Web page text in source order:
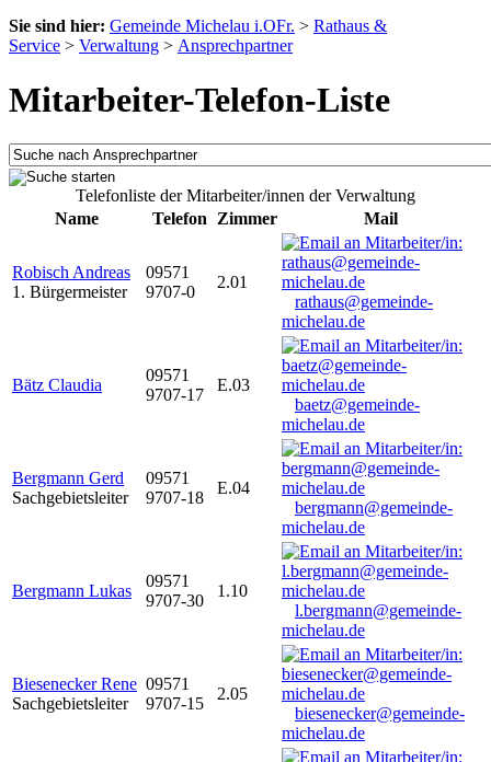
Sie sind hier: Gemeinde Michelau i.OFr. > Rathaus &
Service > Verwaltung > Ansprechpartner
Mitarbeiter-Telefon-Liste
Telefonliste der Mitarbeiter/innen der Verwaltung
Name
Telefon Zimmer Mail
Robisch Andreas
1. Bürgermeister
09571
9707-0
2.01
rathaus@gemeinde-
michelau.de
Bätz Claudia
09571
9707-17
E.03
baetz@gemeinde-
michelau.de
Bergmann Gerd
Sachgebietsleiter
09571
9707-18
E.04
bergmann@gemeinde-
michelau.de
Bergmann Lukas
09571
9707-30
1.10
l.bergmann@gemeinde-
michelau.de
Biesenecker Rene
Sachgebietsleiter
09571
9707-15
2.05
biesenecker@gemeinde-
michelau.de